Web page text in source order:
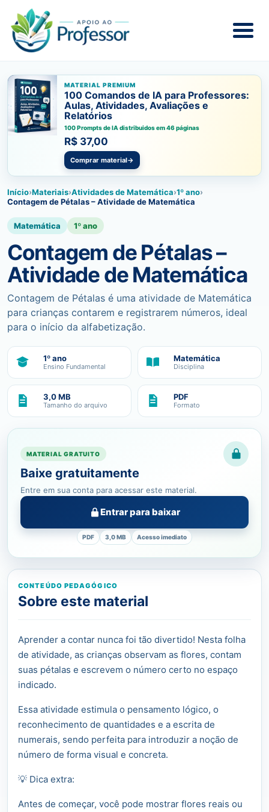
MATERIAL PREMIUM
100 Comandos de IA para Professores:
Aulas, Atividades, Avaliações e
Relatórios
100 Prompts de IA distribuidos em 46 páginas
R$ 37,00
Comprar material→
Início›Materiais›Atividades de Matemática›1º ano›
Contagem de Pétalas – Atividade de Matemática
Matemática 1º ano
Contagem de Pétalas –
Atividade de Matemática
Contagem de Pétalas é uma atividade de Matemática
para crianças contarem e registrarem números, ideal
para o início da alfabetização.
1º ano
Ensino Fundamental
Matemática
Disciplina
3,0 MB
Tamanho do arquivo
PDF
Formato
MATERIAL GRATUITO
Baixe gratuitamente
Entre em sua conta para acessar este material.
Entrar para baixar
PDF 3,0 MB Acesso imediato
CONTEÚDO PEDAGÓGICO
Sobre este material
Aprender a contar nunca foi tão divertido! Nesta folha
de atividade, as crianças observam as flores, contam
suas pétalas e escrevem o número certo no espaço
indicado.
Essa atividade estimula o pensamento lógico, o
reconhecimento de quantidades e a escrita de
numerais, sendo perfeita para introduzir a noção de
número de forma visual e concreta.
💡 Dica extra:
Antes de começar, você pode mostrar flores reais ou